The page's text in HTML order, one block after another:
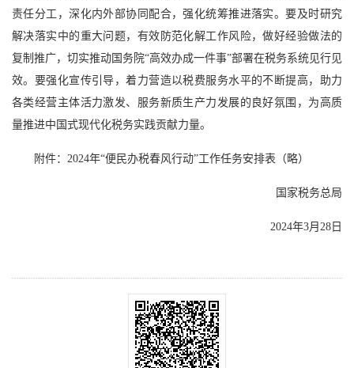
责任分工，深化内外部协同配合，强化统筹推进落实。要及时研究
解决落实中的重大问题，有效防范化解工作风险，做好经验做法的
复制推广，切实推动国务院“高效办成一件事”部署在税务系统见行见
效。要强化宣传引导，着力营造以税费服务水平的不断提高，助力
各类经营主体活力激发、服务新质生产力发展的良好氛围，为高质
量推进中国式现代化税务实践贡献力量。
附件：2024年“便民办税春风行动”工作任务安排表（略）
国家税务总局
2024年3月28日